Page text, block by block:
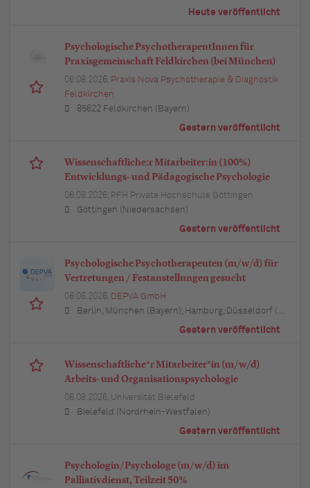
Heute veröffentlicht
Psychologische PsychotherapeutInnen für
Praxisgemeinschaft Feldkirchen (bei München)
06.08.2026, Praxis Nova Psychotherapie & Diagnostik
Feldkirchen
85622 Feldkirchen (Bayern)
Gestern veröffentlicht
Wissenschaftliche:r Mitarbeiter:in (100%)
Entwicklungs- und Pädagogische Psychologie
06.08.2026, PFH Private Hochschule Göttingen
Göttingen (Niedersachsen)
Gestern veröffentlicht
Psychologische Psychotherapeuten (m/w/d) für
Vertretungen / Festanstellungen gesucht
06.08.2026, DEPVA GmbH
Berlin, München (Bayern), Hamburg, Düsseldorf (Nordrhein-Westfalen), Köln (Nordrhein-Westfalen), Essen (Nordrhein-Westfalen), Dortmund (Nordrhein-Westfalen), Stuttgart (Baden-Württemberg), Heilbronn (Baden-Württemberg), Hannover (Niedersachsen), Rostock (Mecklenburg-Vorpommern), Kiel (Schleswig-Holstein), Augsburg (Bayern), Nürnberg (Bayern), Frankfurt am Main (Hessen), Bremen, Schwerin (Mecklenburg-Vorpommern), Mainz (Rheinland-Pfalz), Saarbrücken (Saarland), Dresden (Sachsen), Magdeburg (Sachsen-Anhalt), Potsdam (Brandenburg), Erfurt (Thüringen), Würzburg (Bayern), Heilbronn (Baden-Württemberg), Leipzig (Sachsen)
Gestern veröffentlicht
Wissenschaftliche*r Mitarbeiter*in (m/w/d)
Arbeits- und Organisationspsychologie
06.08.2026, Universität Bielefeld
Bielefeld (Nordrhein-Westfalen)
Gestern veröffentlicht
Psychologin/Psychologe (m/w/d) im
Palliativdienst, Teilzeit 50%